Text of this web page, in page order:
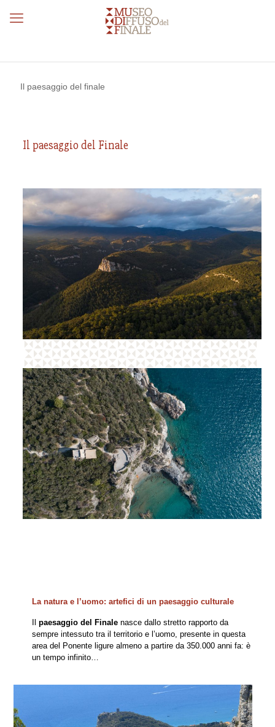
Il paesaggio del finale
Il paesaggio del Finale
La natura e l’uomo: artefici di un paesaggio culturale
paesaggio del Finalenasce dallo stretto rapporto da
sempre intessuto tra il territorio e l’uomo, presente in questa
area del Ponente ligure almeno a partire da 350.000 anni fa: è
un tempo infinito…